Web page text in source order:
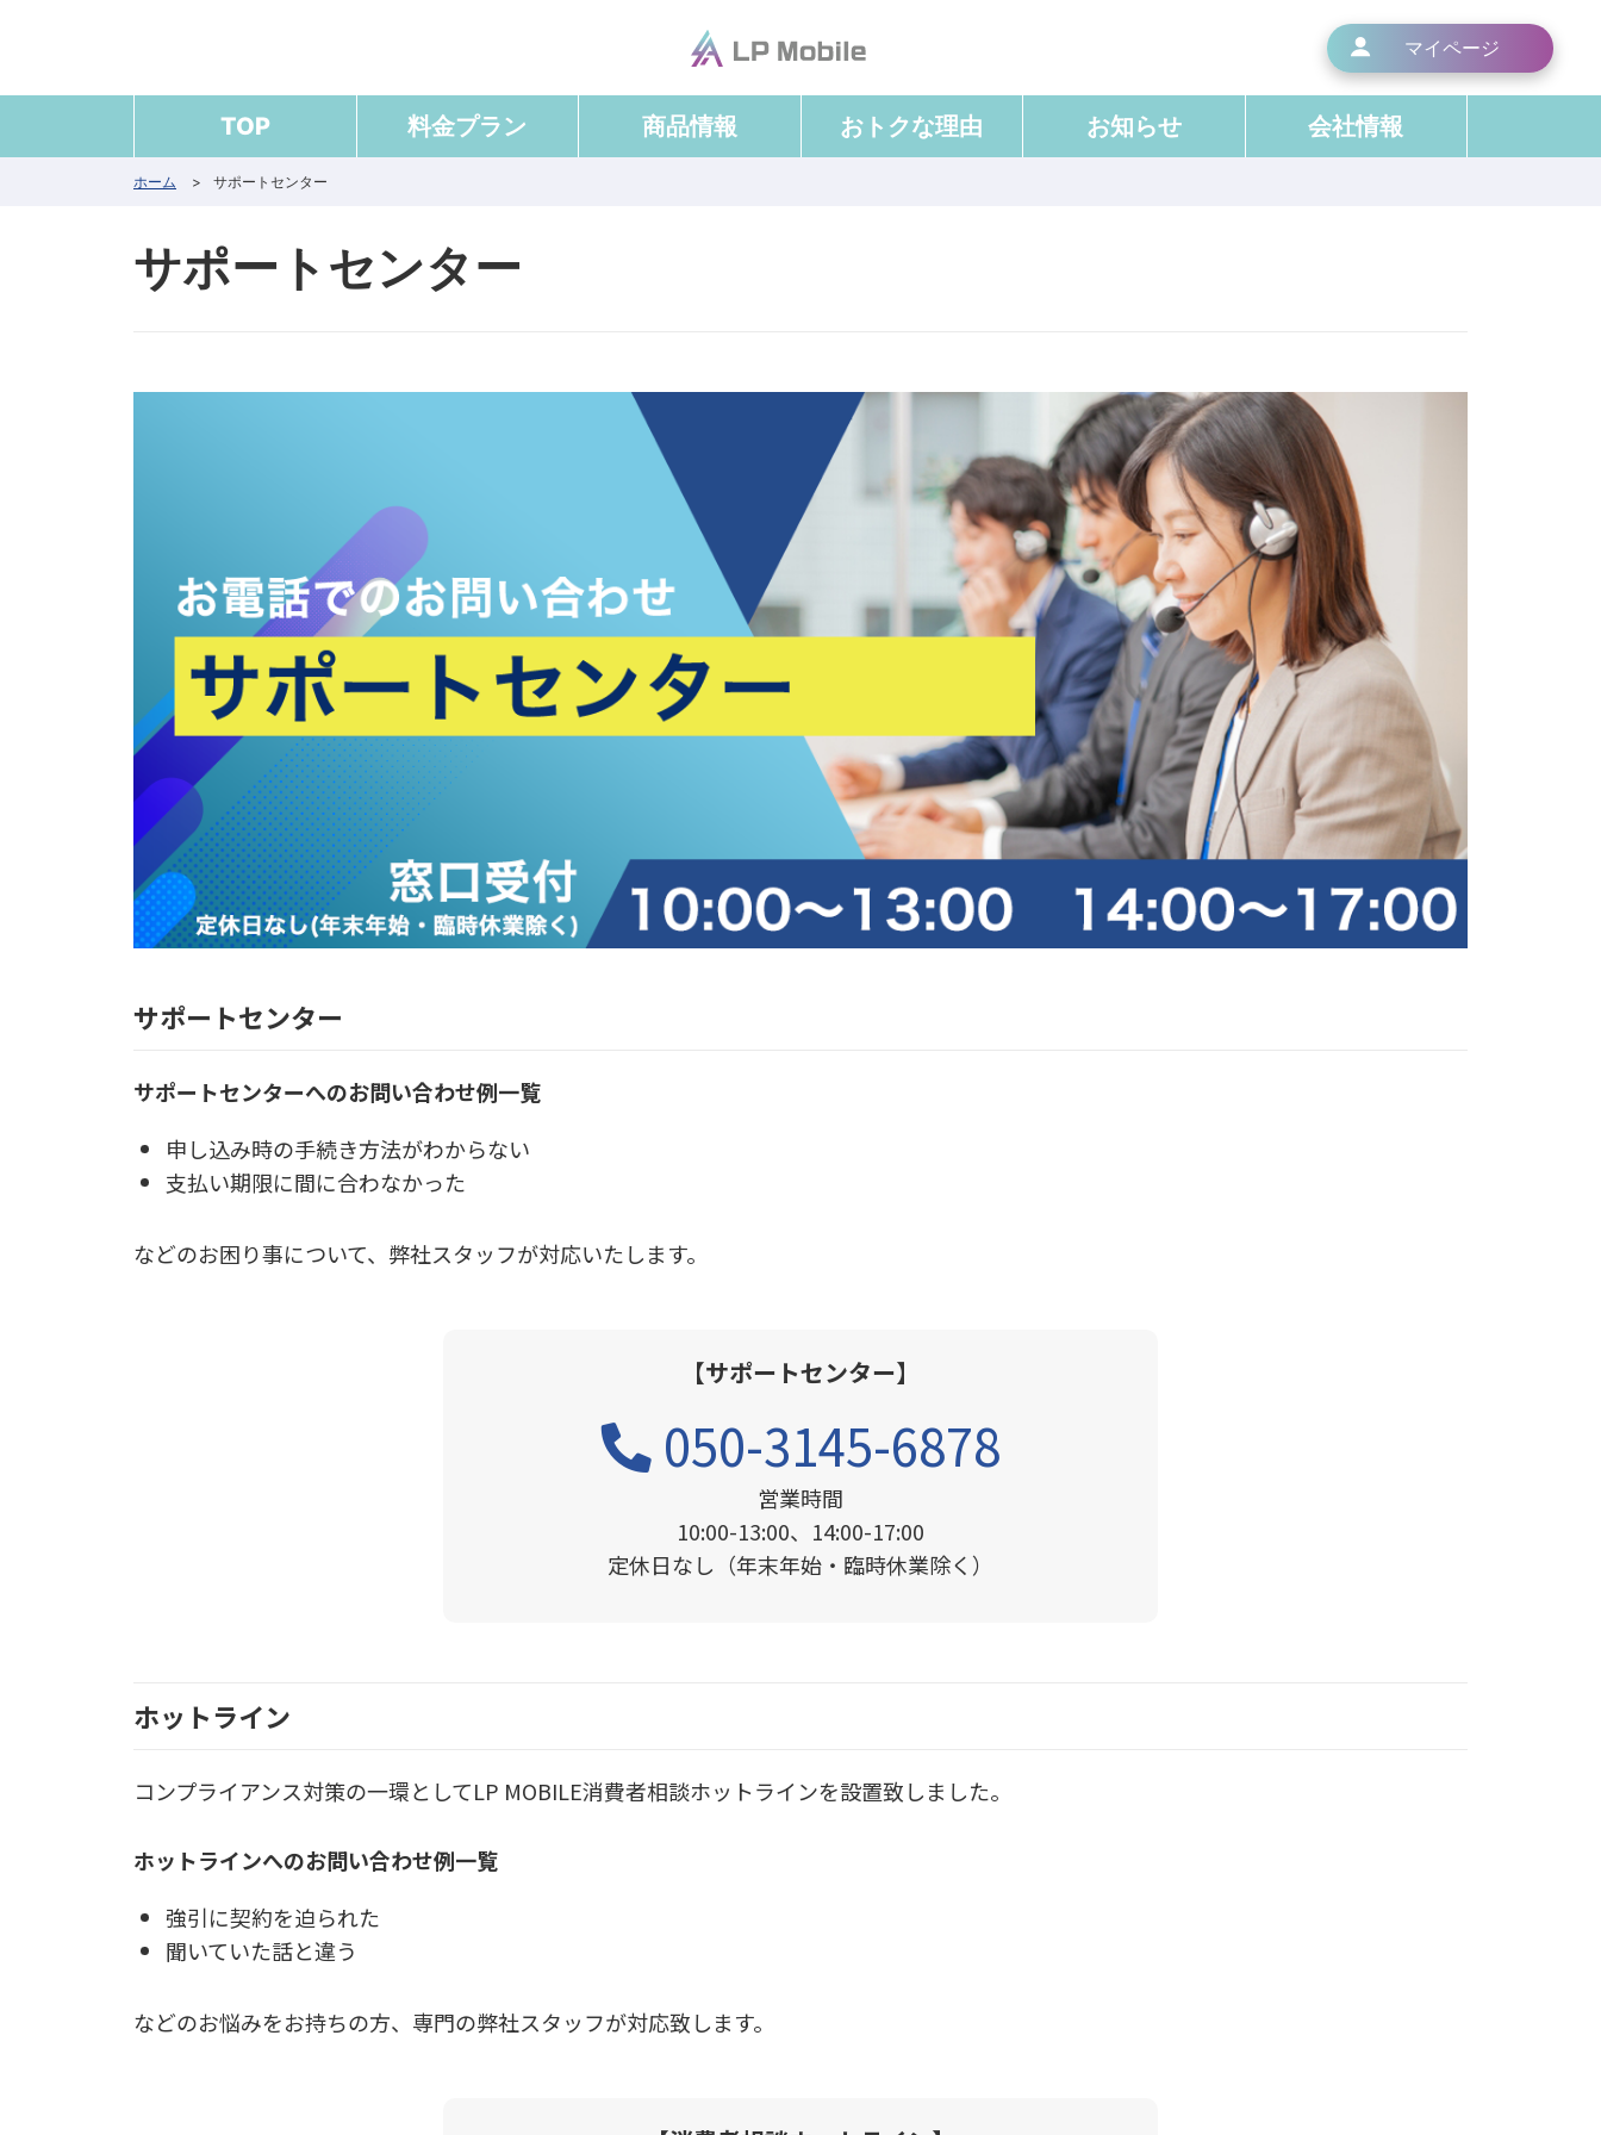
マイページ
TOP 料金プラン 商品情報 おトクな理由 お知らせ 会社情報
ホーム > サポートセンター
サポートセンター
サポートセンター
サポートセンターへのお問い合わせ例一覧
申し込み時の手続き方法がわからない
支払い期限に間に合わなかった
などのお困り事について、弊社スタッフが対応いたします。
【サポートセンター】
050-3145-6878
営業時間
10:00-13:00、14:00-17:00
定休日なし （年末年始・臨時休業除く）
ホットライン
コンプライアンス対策の一環としてLP MOBILE消費者相談ホットラインを設置致しました。
ホットラインへのお問い合わせ例一覧
強引に契約を迫られた
聞いていた話と違う
などのお悩みをお持ちの方、専門の弊社スタッフが対応致します。